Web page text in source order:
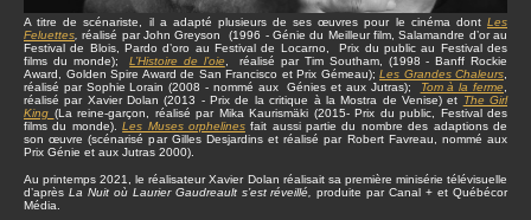
A titre de scénariste, il a adapté plusieurs de ses œuvres pour le cinéma dont Les
Feluettes réalisé par John Greyson (1996 - Génie du Meilleur film, Salamandre d’or au
Festival de Blois, Pardo d’oro au Festival de Locarno, Prix du public au Festival des
films du monde);L’Histoire de l’oie , réalisé par Tim Southam, (1998 - Banff Rockie
Award, Golden Spire Award de San Francisco et Prix Gémeau); Les Grandes Chaleurs
réalisé par Sophie Lorain (2008 - nommé aux Génies et aux Jutras);
Tom à la ferme
réalisé par Xavier Dolan (2013 - Prix de la critique à la Mostra de Venise) et The Girl
King (La reine-garçon, réalisé par Mika Kaurismäki (2015- Prix du public, Festival des
films du monde).Les Muses orphelinesfait aussi partie du nombre des adaptions de
son œuvre (scénarisé par Gilles Desjardins et réalisé par Robert Favreau, nommé aux
Prix Génie et aux Jutras 2000).
Au printemps 2021, le réalisateur Xavier Dolan réalisait sa première minisérie télévisuelle
d’après La Nuit où Laurier Gaudreault s’est réveillé,produite par Canal + et Québécor
Média.